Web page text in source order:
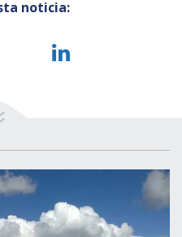
noticia: